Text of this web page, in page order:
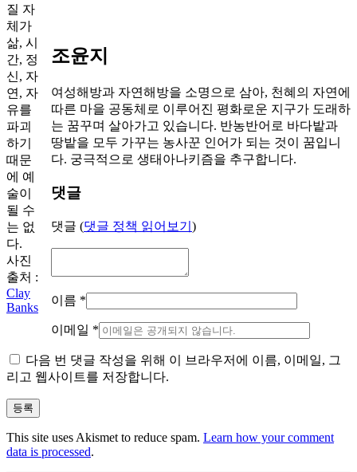
질 자
체가
삶, 시
간, 정
신, 자
연, 자
유를
파괴
하기
때문
에 예
술이
될 수
는 없
다.
사진
출처 :
Clay
Banks
조윤지
여성해방과 자연해방을 소명으로 삼아, 천혜의 자연에
따른 마을 공동체로 이루어진 평화로운 지구가 도래하
는 꿈꾸며 살아가고 있습니다. 반농반어로 바다밭과
땅밭을 모두 가꾸는 농사꾼 인어가 되는 것이 꿈입니
다. 궁극적으로 생태아나키즘을 추구합니다.
댓글
댓글 (댓글 정책 읽어보기 )
이름 *
이메일 *
다음 번 댓글 작성을 위해 이 브라우저에 이름, 이메일, 그
리고 웹사이트를 저장합니다.
This site uses Akismet to reduce spam. Learn how your comment
data is processed.